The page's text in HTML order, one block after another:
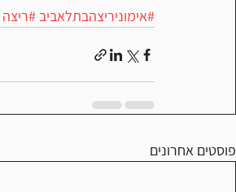
#אימוניריצהבתלאביב #ריצה
פוסטים אחרונים